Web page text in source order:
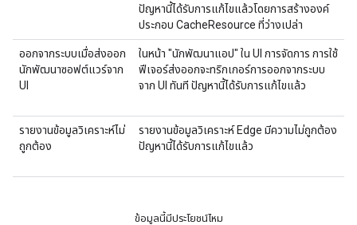
ปัญหานี้ได้รับการแก้ไขแล้วโดยการสร้างองค์
ประกอบ CacheResource ที่ว่างเปล่า
ออกจากระบบเมื่อส่งออก
นักพัฒนาซอฟต์แวร์จาก
UI
ในหน้า "นักพัฒนาแอป" ใน UI การจัดการ การใช้
ฟีเจอร์ส่งออกจะทริกเกอร์การออกจากระบบ
จาก UI ทันที ปัญหานี้ได้รับการแก้ไขแล้ว
รายงานข้อมูลวิเคราะห์ไม่
ถูกต้อง
รายงานข้อมูลวิเคราะห์ Edge มีความไม่ถูกต้อง
ปัญหานี้ได้รับการแก้ไขแล้ว
ข้อมูลนี้มีประโยชน์ไหม